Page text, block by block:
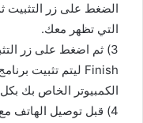
التي تظهر معك.
الكمبيوتر الخاص بك
4) قبل توصيل الهاتف